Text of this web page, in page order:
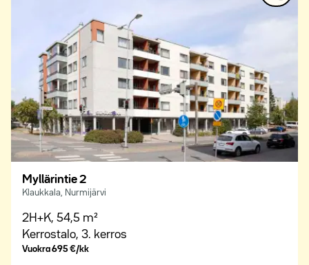
Myllärintie 2
Klaukkala, Nurmijärvi
2H+K, 54,5 m²
Kerrostalo, 3. kerros
Vuokra695 €/kk